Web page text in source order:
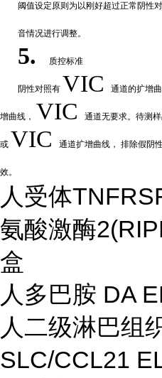
阈值设定原则为以刚好超过正常阴性
音情况进行调整。
5. 质控标准
阴性对照有 VIC通道的扩增
增曲线， VIC通道无要求。待测
或 VIC 通道扩增曲线， 排除假阴
效。
人受体
氨酸激酶
盒
人多巴胺 DA
人二级淋巴组
SLC/CCL21